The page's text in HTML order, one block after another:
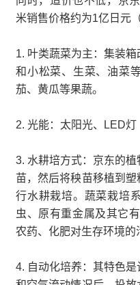
米销售价格约为1亿日元
1. 叶类蔬菜为主：集装
和小松菜、生菜、油菜
茄、黄瓜等果蔬。
2. 光能：太阳光、LED灯
3. 水耕培方式：京东的
苗，然后将秧苗移植到
行水耕栽培。蔬菜栽培
虫、原有重金属及其它
农药、化肥对生存环境的
4. 自动化培养：其特色